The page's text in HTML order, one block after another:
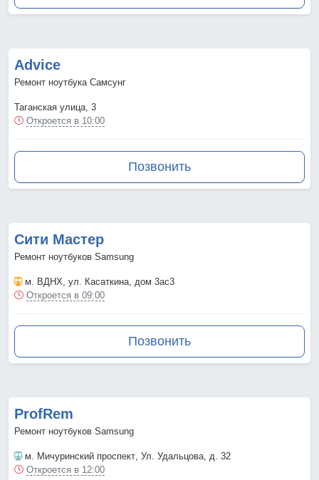
Advice
Ремонт ноутбука Самсунг
Таганская улица, 3
Откроется в 10:00
Позвонить
Сити Мастер
Ремонт ноутбуков Samsung
м. ВДНХ , ул. Касаткина, дом 3ас3
Откроется в 09:00
Позвонить
ProfRem
Ремонт ноутбуков Samsung
м. Мичуринский проспект , Ул. Удальцова, д. 32
Откроется в 12:00